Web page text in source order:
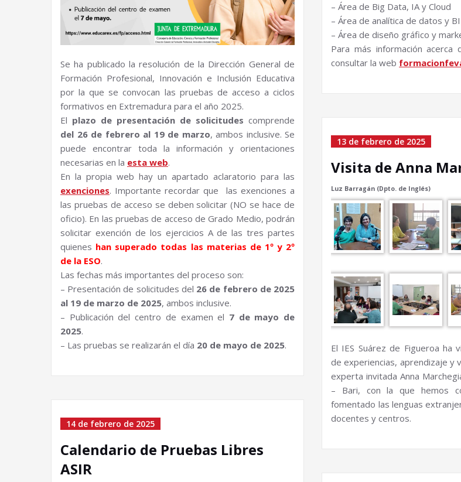
Se ha publicado la resolución de la Dirección General de
Formación Profesional, Innovación e Inclusión Educativa
por la que se convocan las pruebas de acceso a ciclos
formativos en Extremadura para el año 2025.
El plazo de presentación de solicitudescomprende
del 26 de febrero al 19 de marzo, ambos inclusive. Se
puede encontrar toda la información y orientaciones
necesarias en la esta web.
En la propia web hay un apartado aclaratorio para las
exenciones. Importante recordar que las exenciones a
las pruebas de acceso se deben solicitar (NO se hace de
oficio). En las pruebas de acceso de Grado Medio, podrán
solicitar exención de los ejercicios A de las tres partes
quienes han superado todas las materias de 1º y 2º
de la ESO.
Las fechas más importantes del proceso son:
– Presentación de solicitudes del 26 de febrero de 2025
al 19 de marzo de 2025, ambos inclusive.
– Publicación del centro de examen el 7 de mayo de
2025.
– Las pruebas se realizarán el día 20 de mayo de 2025.
14 de febrero de 2025
Calendario de Pruebas Libres
ASIR
– Área de Big Data, IA y Cloud
– Área de analítica de datos y BI
– Área de diseño gráfico y
Para más información
consultar la web
13 de febrero de 2025
Visita de Anna
Luz Barragán (Dpto. de Inglés)
El IES Suárez de Figueroa ha
de experiencias, aprendizaje y
experta invitada Anna
– Bari, con la que hemos
fomentado las lenguas
docentes y centros.